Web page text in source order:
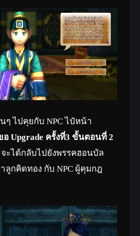
ๆ ไปคุยกับ NPC ไป๋หน้า
อ Upgrade ครั้งที่3 ขั้นตอนที่ 2
ะได้กลับไปยังพรรคฮอนบัล
ลูกคิดทอง กับ NPC ผู้คุมกฎ